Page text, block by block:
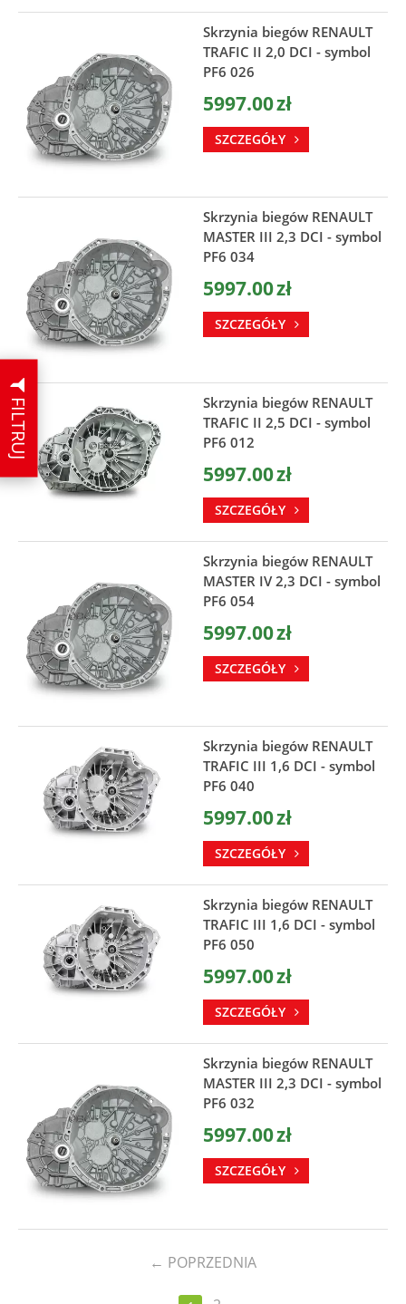
FILTRUJ
Skrzynia biegów RENAULT
TRAFIC II 2,0 DCI - symbol
PF6 026
5997.00zł
SZCZEGÓŁY
Skrzynia biegów RENAULT
MASTER III 2,3 DCI - symbol
PF6 034
5997.00zł
SZCZEGÓŁY
Skrzynia biegów RENAULT
TRAFIC II 2,5 DCI - symbol
PF6 012
5997.00zł
SZCZEGÓŁY
Skrzynia biegów RENAULT
MASTER IV 2,3 DCI - symbol
PF6 054
5997.00zł
SZCZEGÓŁY
Skrzynia biegów RENAULT
TRAFIC III 1,6 DCI - symbol
PF6 040
5997.00zł
SZCZEGÓŁY
Skrzynia biegów RENAULT
TRAFIC III 1,6 DCI - symbol
PF6 050
5997.00zł
SZCZEGÓŁY
Skrzynia biegów RENAULT
MASTER III 2,3 DCI - symbol
PF6 032
5997.00zł
SZCZEGÓŁY
← POPRZEDNIA